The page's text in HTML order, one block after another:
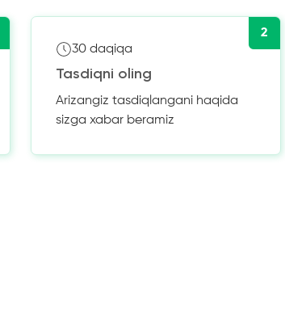
2
30 daqiqa
Tasdiqni oling
Arizangiz tasdiqlangani haqida
sizga xabar beramiz